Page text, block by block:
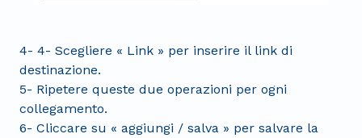
4- 4- Scegliere « Link » per inserire il link di
destinazione.
5- Ripetere queste due operazioni per ogni
collegamento.
6- Cliccare su « aggiungi / salva » per salvare la